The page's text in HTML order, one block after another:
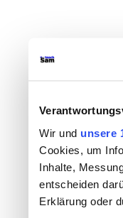
Wir und unsere
Cookies, um
Inhalte,
entscheiden
Erklärung oder